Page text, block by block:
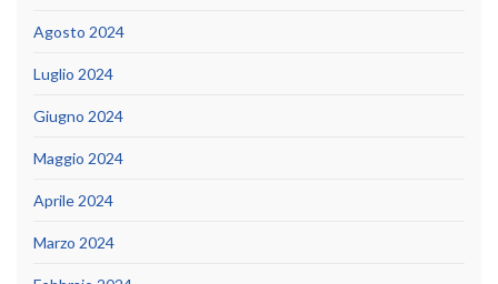
Agosto 2024
Luglio 2024
Giugno 2024
Maggio 2024
Aprile 2024
Marzo 2024